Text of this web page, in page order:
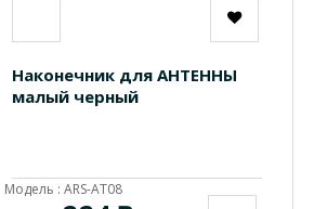
Наконечник для АНТЕННЫ
малый черный
Модель : ARS-AT08